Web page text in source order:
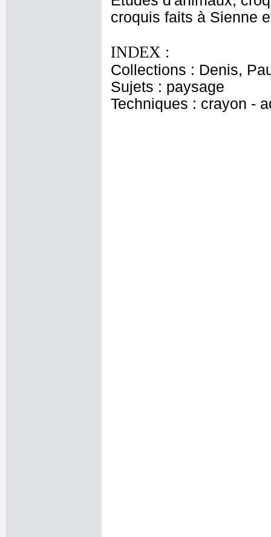
croquis faits à Sienne
INDEX :
Collections : Denis,
Sujets : paysage
Techniques : crayon -